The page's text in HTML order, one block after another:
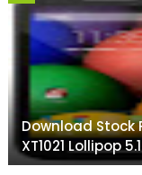
Download Stock
XT1021 Lollipop